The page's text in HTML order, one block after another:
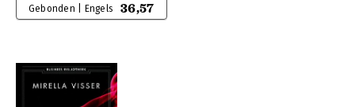
Gebonden | Engels 36,57